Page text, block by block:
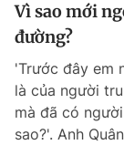
Vì sao mới
đường?
'Trước đây em
là của người
mà đã có
sao?'. Anh